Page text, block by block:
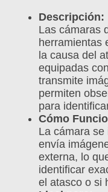
Descripción:
Las cámaras
herramientas
la causa del
equipadas
transmite
permiten
para
Cómo
La cámara
envía
externa, lo
identificar
el atasco o si